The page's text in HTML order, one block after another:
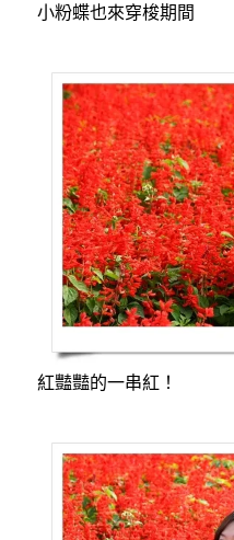
小粉蝶也來穿梭期間
紅豔豔的一串紅！